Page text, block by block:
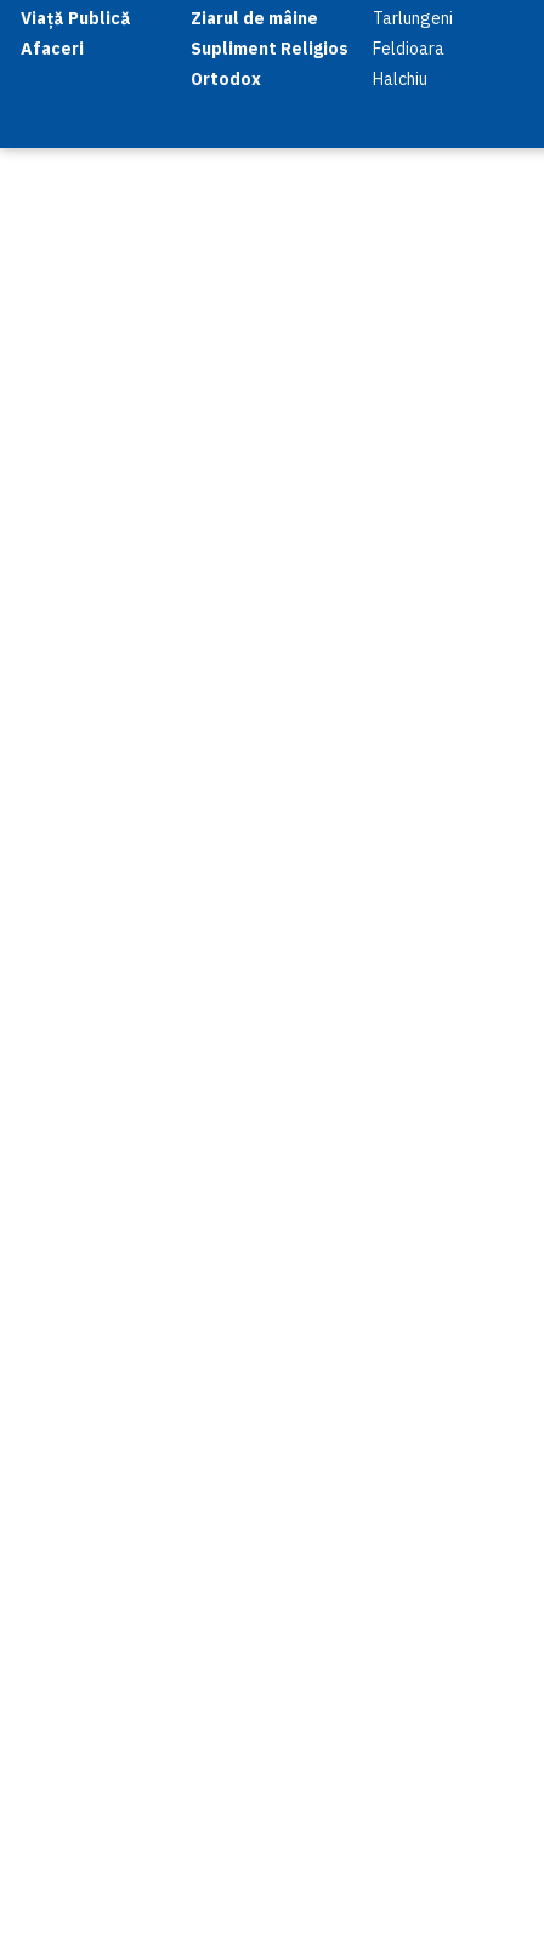
Viață Publică
Afaceri
Ziarul de mâine
Supliment Religios
Ortodox
Tarlungeni
Feldioara
Halchiu